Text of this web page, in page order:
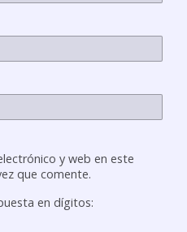
y web en este
que comente.
en dígitos: